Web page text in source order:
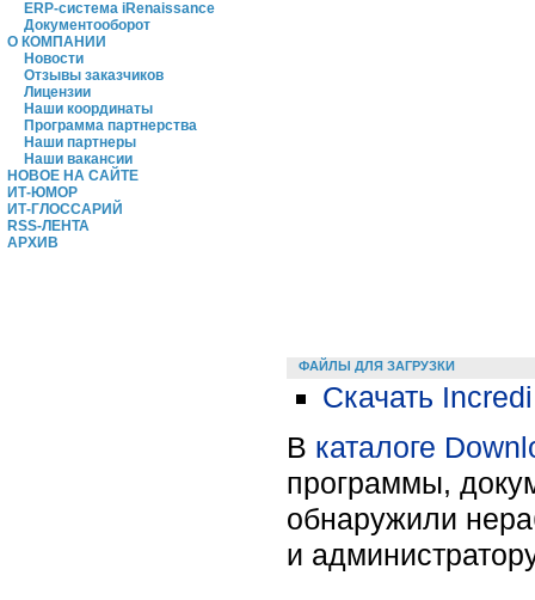
ERP-система iRenaissance
Документооборот
О КОМПАНИИ
Новости
Отзывы заказчиков
Лицензии
Наши координаты
Программа партнерства
Наши партнеры
Наши вакансии
НОВОЕ НА САЙТЕ
ИТ-ЮМОР
ИТ-ГЛОССАРИЙ
RSS-ЛЕНТА
АРХИВ
ФАЙЛЫ ДЛЯ ЗАГРУЗКИ
Скачать
В каталоге
программы,
обнаружили
и